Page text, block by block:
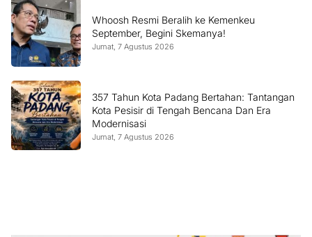
Whoosh Resmi Beralih ke Kemenkeu
September, Begini Skemanya!
Jumat, 7 Agustus 2026
357 Tahun Kota Padang Bertahan: Tantangan
Kota Pesisir di Tengah Bencana Dan Era
Modernisasi
Jumat, 7 Agustus 2026